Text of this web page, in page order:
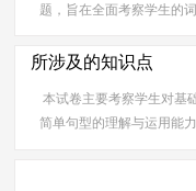
题，旨在全面考察学生的
所涉及的知识点
本试卷主要考察学生对基
简单句型的理解与运用能力